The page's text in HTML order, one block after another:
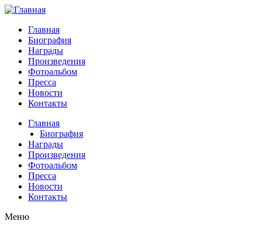
Перейти к основному содержанию
Главная
Биография
Награды
Произведения
Фотоальбом
Пресса
Новости
Контакты
Главная
Биография
Награды
Произведения
Фотоальбом
Пресса
Новости
Контакты
Меню